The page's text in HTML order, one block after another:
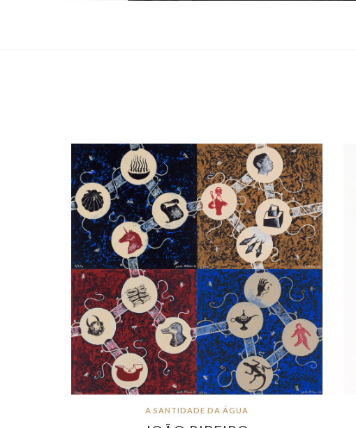
A SANTIDADE DA ÁGUA